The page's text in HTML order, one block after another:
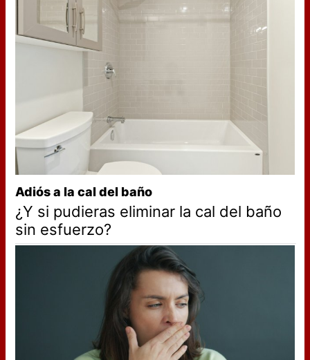
Adiós a la cal del baño
¿Y si pudieras eliminar la cal del baño
sin esfuerzo?